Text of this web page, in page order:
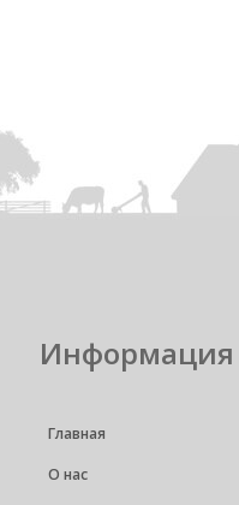
Информация
Главная
О нас